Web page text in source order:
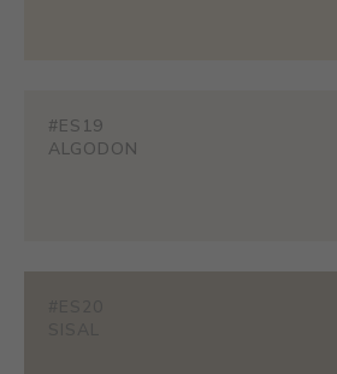
#ES19
ALGODON